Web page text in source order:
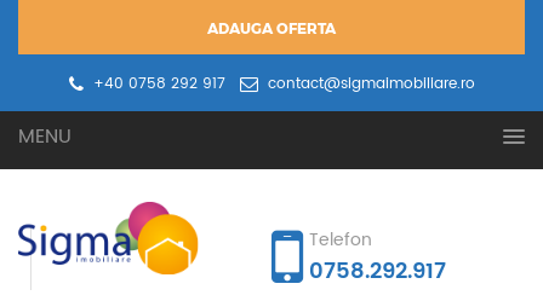
ADAUGA OFERTA
+40 0758 292 917
contact@sigmaimobiliare.ro
MENU
Telefon
0758.292.917